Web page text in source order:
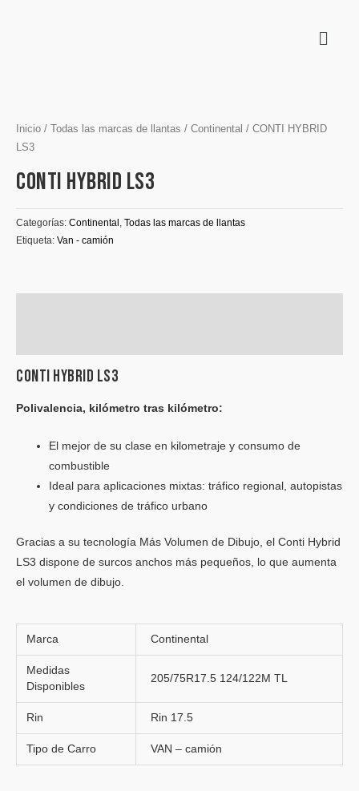
Inicio / Todas las marcas de llantas / Continental / CONTI HYBRID
LS3
CONTI HYBRID LS3
Categorías: Continental , Todas las marcas de llantas
Etiqueta: Van - camión
CONTI HYBRID LS3
Polivalencia, kilómetro tras kilómetro:
El mejor de su clase en kilometraje y consumo de
combustible
Ideal para aplicaciones mixtas: tráfico regional, autopistas
y condiciones de tráfico urbano
Gracias a su tecnología Más Volumen de Dibujo, el Conti Hybrid
LS3 dispone de surcos anchos más pequeños, lo que aumenta
el volumen de dibujo.
Marca Continental
Medidas
Disponibles
205/75R17.5 124/122M TL
Rin Rin 17.5
Tipo de Carro VAN – camión